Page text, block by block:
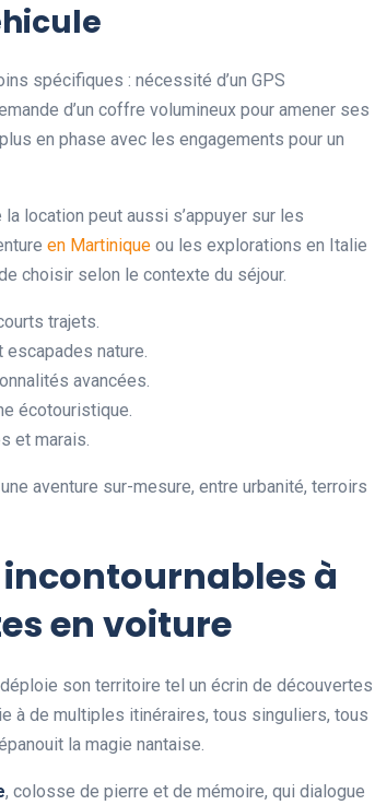
spécifiques : nécessité d’un GPS
d’un coffre volumineux pour amener ses
en phase avec les engagements pour un
location peut aussi s’appuyer sur les
en Martinique ou les explorations en Italie
choisir selon le contexte du séjour.
trajets.
nature.
avancées.
écotouristique.
et marais.
aventure sur-mesure, entre urbanité, terroirs
incontournables à
en voiture
son territoire tel un écrin de découvertes
à de multiples itinéraires, tous singuliers, tous
la magie nantaise.
, colosse de pierre et de mémoire, qui dialogue